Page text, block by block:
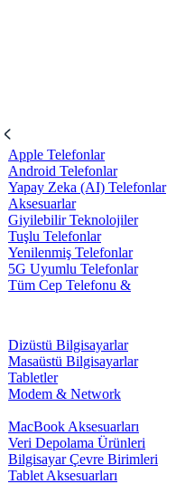
Apple Telefonlar
Android Telefonlar
Yapay Zeka (AI) Telefonlar
Aksesuarlar
Giyilebilir Teknolojiler
Tuşlu Telefonlar
Yenilenmiş Telefonlar
5G Uyumlu Telefonlar
Tüm Cep Telefonu &
Dizüstü Bilgisayarlar
Masaüstü Bilgisayarlar
Tabletler
Modem & Network
MacBook Aksesuarları
Veri Depolama Ürünleri
Bilgisayar Çevre Birimleri
Tablet Aksesuarları